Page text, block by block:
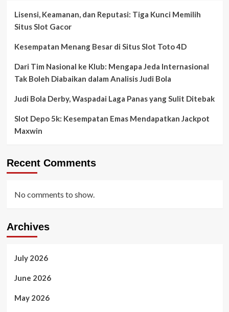
Lisensi, Keamanan, dan Reputasi: Tiga Kunci Memilih
Situs Slot Gacor
Kesempatan Menang Besar di Situs Slot Toto 4D
Dari Tim Nasional ke Klub: Mengapa Jeda Internasional
Tak Boleh Diabaikan dalam Analisis Judi Bola
Judi Bola Derby, Waspadai Laga Panas yang Sulit Ditebak
Slot Depo 5k: Kesempatan Emas Mendapatkan Jackpot
Maxwin
Recent Comments
No comments to show.
Archives
July 2026
June 2026
May 2026